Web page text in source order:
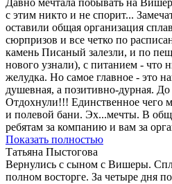
с этим никто и не спорит...
оставили общая организация
сюрпризов и все четко по
камень Писаный залезли, и по
нового узнали), с питанием - что
желудка. Но самое главное -
душевная, а позитивно-дурная.
Отдохнули!!! Единственное чего
и полевой бани. Эх...мечты. В
ребятам за компанию и вам за
Показать полностью
Татьяна Пыстогова
Вернулись с сыном с Вишеры.
полном восторге. За четыре дня